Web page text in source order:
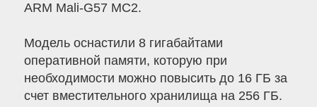
ARM Mali-G57 MC2.
Модель оснастили 8 гигабайтами
оперативной памяти, которую при
необходимости можно повысить до 16 ГБ за
счет вместительного хранилища на 256 ГБ.